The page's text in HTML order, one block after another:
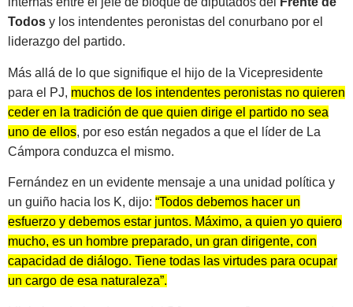
Todos y los intendentes peronistas del conurbano por el
liderazgo del partido.
Más allá de lo que signifique el hijo de la Vicepresidente
para el PJ, muchos de los intendentes peronistas no quieren
ceder en la tradición de que quien dirige el partido no sea
uno de ellos, por eso están negados a que el líder de La
Cámpora conduzca el mismo.
Fernández en un evidente mensaje a una unidad política y
un guiño hacia los K, dijo: “Todos debemos hacer un
esfuerzo y debemos estar juntos. Máximo, a quien yo quiero
mucho, es un hombre preparado, un gran dirigente, con
capacidad de diálogo. Tiene todas las virtudes para ocupar
un cargo de esa naturaleza”.